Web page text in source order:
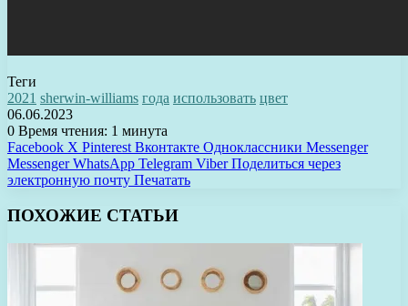
Теги
2021 sherwin-williams года использовать цвет
06.06.2023
0 Время чтения: 1 минута
Facebook X Pinterest Вконтакте Одноклассники Messenger
Messenger WhatsApp Telegram Viber Поделиться через
электронную почту Печатать
ПОХОЖИЕ СТАТЬИ